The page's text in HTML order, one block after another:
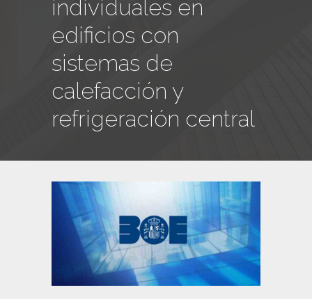
individuales en
edificios con
sistemas de
calefacción y
refrigeración central